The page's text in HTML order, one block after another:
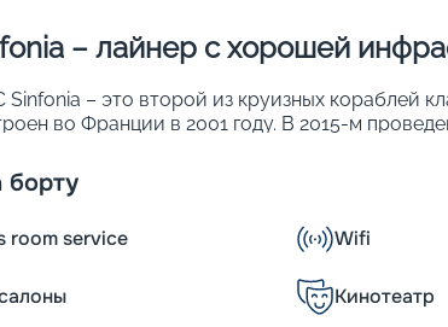
– лайнер с хорошей
Sinfonia – это второй из круизных кораблей
во Франции в 2001 году. В 2015-м
на судне светопрозрачные. К ним относят
стеклянные навесы и витражи. На лайнере
132 сьюта с балконами), где могут с удобством
Другие его особенности:
м;
палуб – 13;
борту
room service Wifi
Кинотеатр